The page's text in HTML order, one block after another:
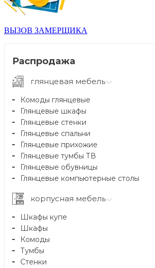
ВЫЗОВ ЗАМЕРЩИКА
Распродажа
глянцевая мебель
Комоды глянцевые
Глянцевые шкафы
Глянцевые стенки
Глянцевые спальни
Глянцевые прихожие
Глянцевые тумбы ТВ
Глянцевые обувницы
Глянцевые компьютерные столы
корпусная мебель
Шкафы купе
Шкафы
Комоды
Тумбы
Стенки